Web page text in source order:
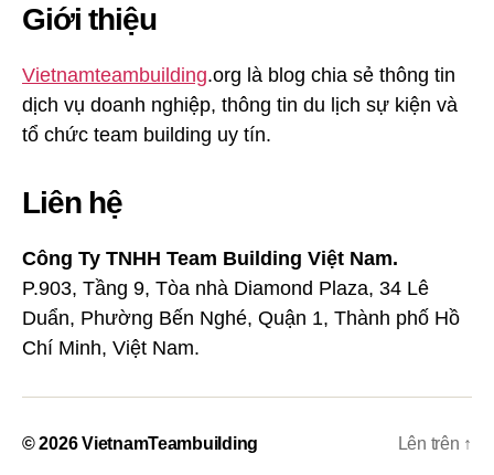
Giới thiệu
Vietnamteambuilding.org là blog chia sẻ thông tin
dịch vụ doanh nghiệp, thông tin du lịch sự kiện và
tổ chức team building uy tín.
Liên hệ
Công Ty TNHH Team Building Việt Nam.
P.903, Tầng 9, Tòa nhà Diamond Plaza, 34 Lê
Duẩn, Phường Bến Nghé, Quận 1, Thành phố Hồ
Chí Minh, Việt Nam.
© 2026VietnamTeambuilding Lên trên ↑